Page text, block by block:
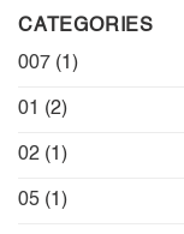
CATEGORIES
007 (1)
01 (2)
02 (1)
05 (1)